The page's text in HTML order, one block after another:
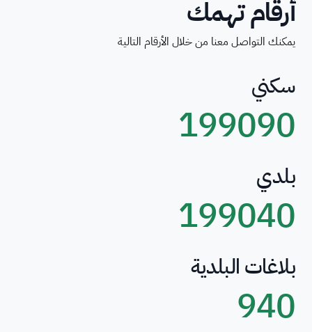
أرقام تهمك
يمكنك التواصل معنا من خلال الأرقام التالية
سكني
199090
بلدي
199040
بلاغات البلدية
940